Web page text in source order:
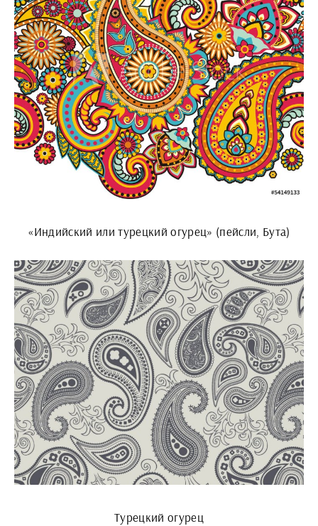
«Индийский или турецкий огурец» (пейсли, Бута)
Турецкий огурец